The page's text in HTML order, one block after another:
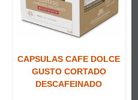
CAPSULAS CAFE DOLCE
GUSTO CORTADO
DESCAFEINADO